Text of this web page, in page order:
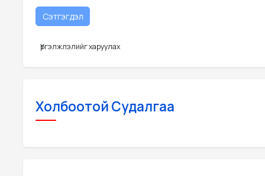
Үргэлжлэлийг харуулах
Холбоотой Судалгаа